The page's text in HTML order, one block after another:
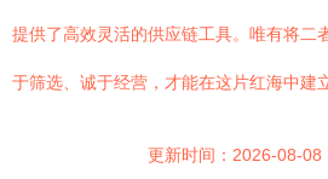
提供了高效灵活的供应链工具。唯有将二
于筛选、诚于经营，才能在这片红海中建
更新时间：2026-08-08